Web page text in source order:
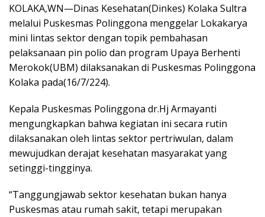
KOLAKA,WN—Dinas Kesehatan(Dinkes) Kolaka Sultra
melalui Puskesmas Polinggona menggelar Lokakarya
mini lintas sektor dengan topik pembahasan
pelaksanaan pin polio dan program Upaya Berhenti
Merokok(UBM) dilaksanakan di Puskesmas Polinggona
Kolaka pada(16/7/224).
Kepala Puskesmas Polinggona dr.Hj Armayanti
mengungkapkan bahwa kegiatan ini secara rutin
dilaksanakan oleh lintas sektor pertriwulan, dalam
mewujudkan derajat kesehatan masyarakat yang
setinggi-tingginya.
“Tanggungjawab sektor kesehatan bukan hanya
Puskesmas atau rumah sakit, tetapi merupakan